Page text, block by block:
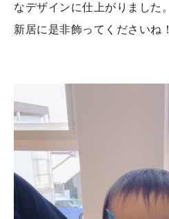
なデザインに仕上がりました。
新居に是非飾ってくださいね！